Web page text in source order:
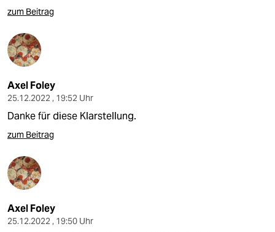
zum Beitrag
Axel Foley
25.12.2022 , 19:52 Uhr
Danke für diese Klarstellung.
zum Beitrag
Axel Foley
25.12.2022 , 19:50 Uhr